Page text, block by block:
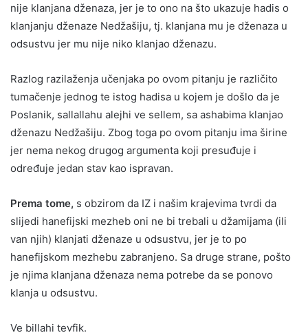
nije klanjana dženaza, jer je to ono na što ukazuje hadis o
klanjanju dženaze Nedžašiju, tj. klanjana mu je dženaza u
odsustvu jer mu nije niko klanjao dženazu.
Razlog razilaženja učenjaka po ovom pitanju je različito
tumačenje jednog te istog hadisa u kojem je došlo da je
Poslanik, sallallahu alejhi ve sellem, sa ashabima klanjao
dženazu Nedžašiju. Zbog toga po ovom pitanju ima širine
jer nema nekog drugog argumenta koji presuđuje i
određuje jedan stav kao ispravan.
Prema tome, s obzirom da IZ i našim krajevima tvrdi da
slijedi hanefijski mezheb oni ne bi trebali u džamijama (ili
van njih) klanjati dženaze u odsustvu, jer je to po
hanefijskom mezhebu zabranjeno. Sa druge strane, pošto
je njima klanjana dženaza nema potrebe da se ponovo
klanja u odsustvu.
Ve billahi tevfik.